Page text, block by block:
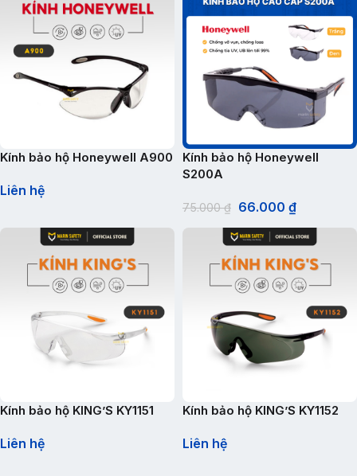
Kính bảo hộ Honeywell A900
Liên hệ
Kính bảo hộ Honeywell
S200A
75.000₫ 66.000 ₫
Kính bảo hộ KING’S KY1151
Liên hệ
Kính bảo hộ KING’S KY1152
Liên hệ